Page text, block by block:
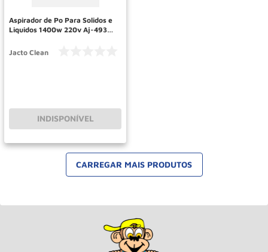
Aspirador de Po Para Solidos e
Liquidos 1400w 220v Aj-4935
Jacto Clean
INDISPONÍVEL